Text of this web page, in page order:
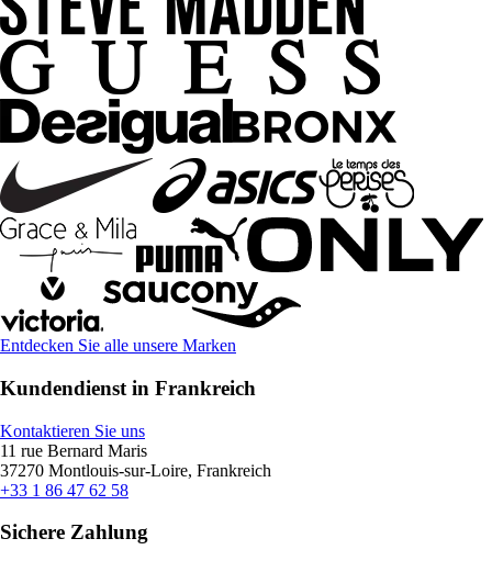
Entdecken Sie alle unsere Marken
Kundendienst in Frankreich
Kontaktieren Sie uns
11 rue Bernard Maris
37270 Montlouis-sur-Loire, Frankreich
+33 1 86 47 62 58
Sichere Zahlung